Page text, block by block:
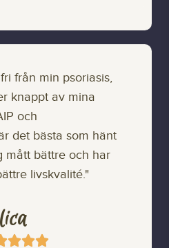
från min psoriasis,
knappt av mina
och
det bästa som hänt
mått bättre och har
livskvalité."
